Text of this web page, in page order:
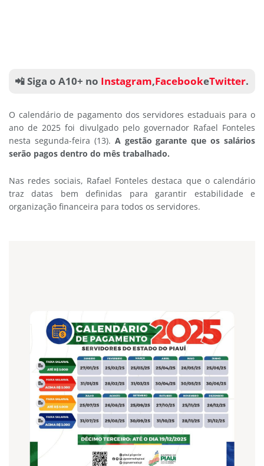
📲 Siga o A10+ no Instagram,FacebookeTwitter.
O calendário de pagamento dos servidores estaduais para o
ano de 2025 foi divulgado pelo governador Rafael Fonteles
nesta segunda-feira (13). A gestão garante que os salários
serão pagos dentro do mês trabalhado.
Nas redes sociais, Rafael Fonteles destaca que o calendário
traz datas bem definidas para garantir estabilidade e
organização financeira para todos os servidores.